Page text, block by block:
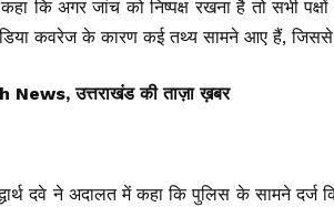
कि अगर जांच को निष्पक्ष रखना है तो सभी पक्षों
कवरेज के कारण कई तथ्य सामने आए हैं, जिससे
उत्तराखंड की ताज़ा ख़बर
दवे ने अदालत में कहा कि पुलिस के सामने दर्ज